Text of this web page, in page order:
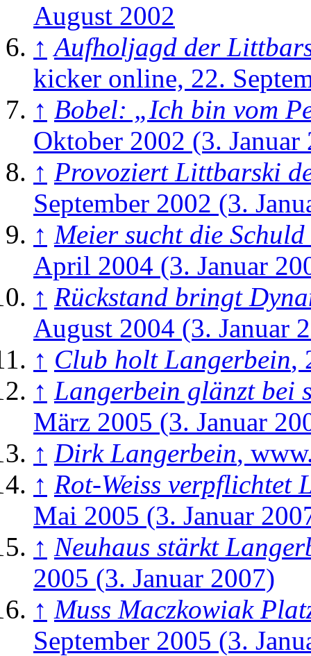
August 2002
↑ Aufholjagd der
kicker online, 22.
↑ Bobel: „Ich bin vom
Oktober 2002 (3. Januar
↑ Provoziert Littbarski
September 2002 (3.
↑ Meier sucht die
April 2004 (3. Januar
↑ Rückstand bringt
August 2004 (3. Januar
↑ Club holt Langerbein,
↑ Langerbein glänzt bei
März 2005 (3. Januar
↑ Dirk Langerbein,
↑ Rot-Weiss verpflichtet
Mai 2005 (3. Januar
↑ Neuhaus stärkt
2005 (3. Januar 2007)
↑ Muss Maczkowiak
September 2005 (3.